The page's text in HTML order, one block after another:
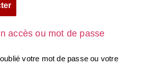
accès ou mot de passe
votre mot de passe ou votre